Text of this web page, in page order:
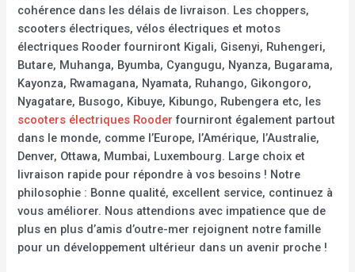
cohérence dans les délais de livraison. Les choppers,
scooters électriques, vélos électriques et motos
électriques Rooder fourniront Kigali, Gisenyi, Ruhengeri,
Butare, Muhanga, Byumba, Cyangugu, Nyanza, Bugarama,
Kayonza, Rwamagana, Nyamata, Ruhango, Gikongoro,
Nyagatare, Busogo, Kibuye, Kibungo, Rubengera etc, les
scooters électriques Rooder fourniront également partout
dans le monde, comme l’Europe, l’Amérique, l’Australie,
Denver, Ottawa, Mumbai, Luxembourg. Large choix et
livraison rapide pour répondre à vos besoins ! Notre
philosophie : Bonne qualité, excellent service, continuez à
vous améliorer. Nous attendions avec impatience que de
plus en plus d’amis d’outre-mer rejoignent notre famille
pour un développement ultérieur dans un avenir proche !